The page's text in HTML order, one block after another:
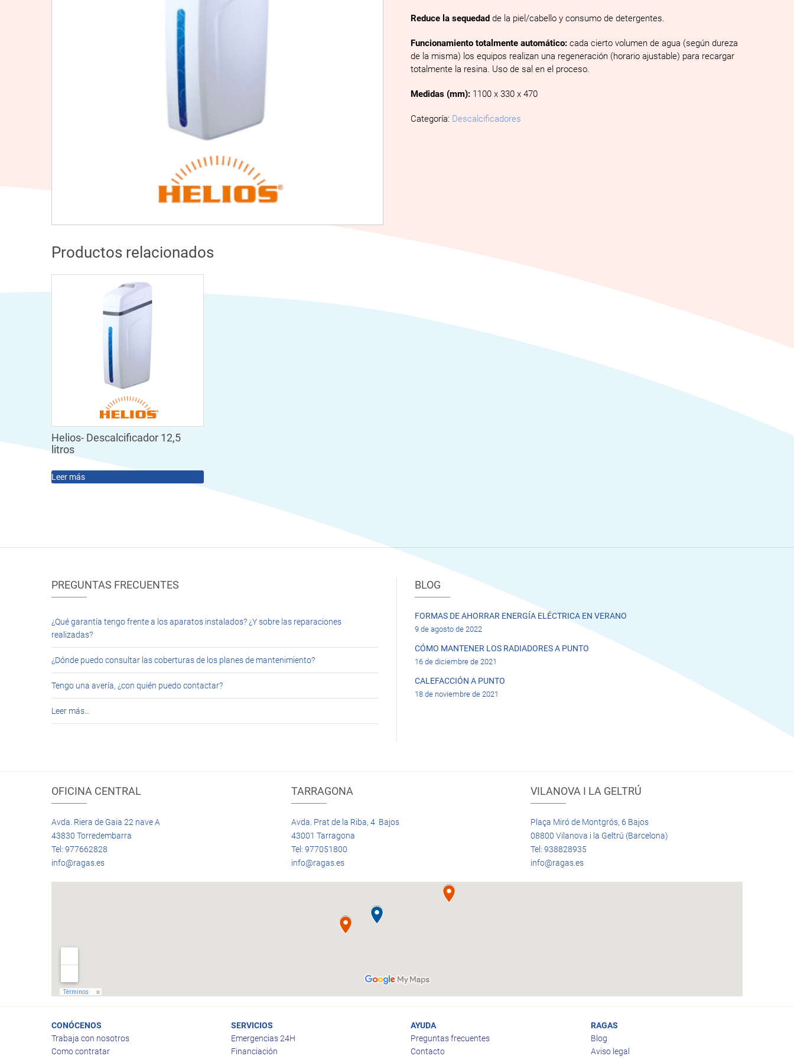
Reduce la sequedad de la piel/cabello y consumo de detergentes.
Funcionamiento totalmente automático: cada cierto volumen de agua (según dureza
de la misma) los equipos realizan una regeneración (horario ajustable) para recargar
totalmente la resina. Uso de sal en el proceso.
Medidas (mm): 1100 x 330 x 470
Categoría: Descalcificadores
Productos relacionados
Helios- Descalcificador 12,5
litros
Leer más
PREGUNTAS FRECUENTES
¿Qué garantía tengo frente a los aparatos instalados? ¿Y sobre las reparaciones
realizadas?
¿Dónde puedo consultar las coberturas de los planes de mantenimiento?
Tengo una avería, ¿con quién puedo contactar?
Leer más…
BLOG
FORMAS DE AHORRAR ENERGÍA ELÉCTRICA EN VERANO
9 de agosto de 2022
CÓMO MANTENER LOS RADIADORES A PUNTO
16 de diciembre de 2021
CALEFACCIÓN A PUNTO
18 de noviembre de 2021
OFICINA CENTRAL
Avda. Riera de Gaia 22 nave A
43830 Torredembarra
Tel: 977662828
info@ragas.es
TARRAGONA
Avda. Prat de la Riba, 4 Bajos
43001 Tarragona
Tel: 977051800
info@ragas.es
VILANOVA I LA GELTRÚ
Plaça Miró de Montgrós, 6 Bajos
08800 Vilanova i la Geltrú (Barcelona)
Tel: 938828935
info@ragas.es
CONÓCENOS
Trabaja con nosotros
Como contratar
SERVICIOS
Emergencias 24H
Financiación
AYUDA
Preguntas frecuentes
Contacto
RAGAS
Blog
Aviso legal